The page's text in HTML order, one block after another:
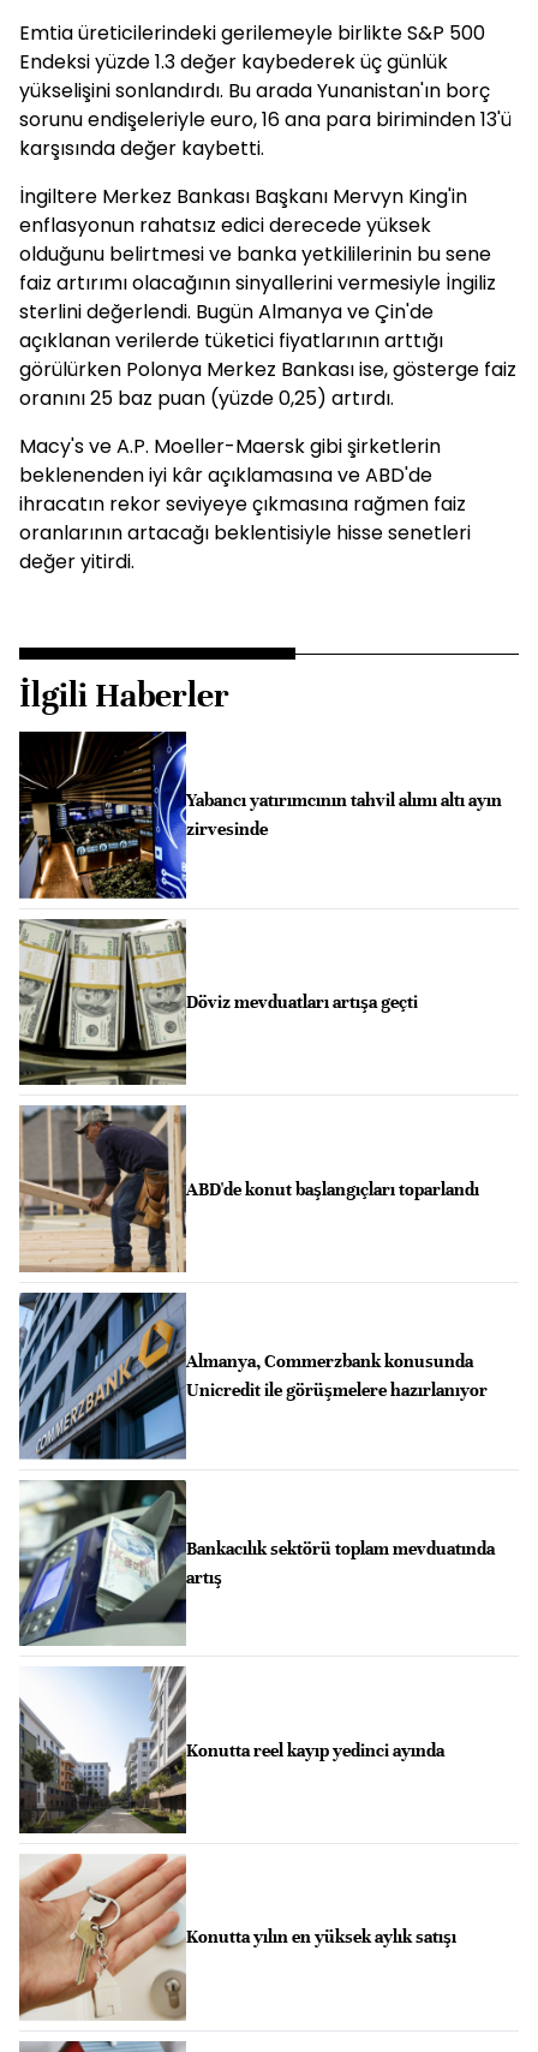
Emtia üreticilerindeki gerilemeyle birlikte S&P 500
Endeksi yüzde 1.3 değer kaybederek üç günlük
yükselişini sonlandırdı. Bu arada Yunanistan'ın borç
sorunu endişeleriyle euro, 16 ana para biriminden 13'ü
karşısında değer kaybetti.
İngiltere Merkez Bankası Başkanı Mervyn King'in
enflasyonun rahatsız edici derecede yüksek
olduğunu belirtmesi ve banka yetkililerinin bu sene
faiz artırımı olacağının sinyallerini vermesiyle İngiliz
sterlini değerlendi. Bugün Almanya ve Çin'de
açıklanan verilerde tüketici fiyatlarının arttığı
görülürken Polonya Merkez Bankası ise, gösterge faiz
oranını 25 baz puan (yüzde 0,25) artırdı.
Macy's ve A.P. Moeller-Maersk gibi şirketlerin
beklenenden iyi kâr açıklamasına ve ABD'de
ihracatın rekor seviyeye çıkmasına rağmen faiz
oranlarının artacağı beklentisiyle hisse senetleri
değer yitirdi.
İlgili Haberler
Yabancı yatırımcının tahvil alımı altı ayın
zirvesinde
Döviz mevduatları artışa geçti
ABD'de konut başlangıçları toparlandı
Almanya, Commerzbank konusunda
Unicredit ile görüşmelere hazırlanıyor
Bankacılık sektörü toplam mevduatında
artış
Konutta reel kayıp yedinci ayında
Konutta yılın en yüksek aylık satışı